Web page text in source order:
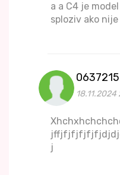
a a C4 je
sploziv ako
j